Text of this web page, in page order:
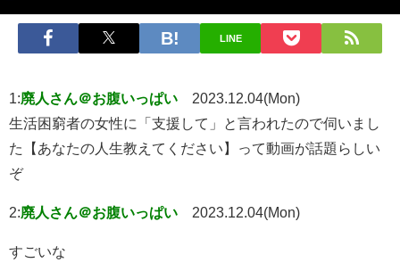
LINE
1:廃人さん＠お腹いっぱい
2023.12.04(Mon)
生活困窮者の女性に「支援して」と言われたので伺いまし
た【あなたの人生教えてください】って動画が話題らしい
ぞ
2:廃人さん＠お腹いっぱい 2023.12.04(Mon)
すごいな